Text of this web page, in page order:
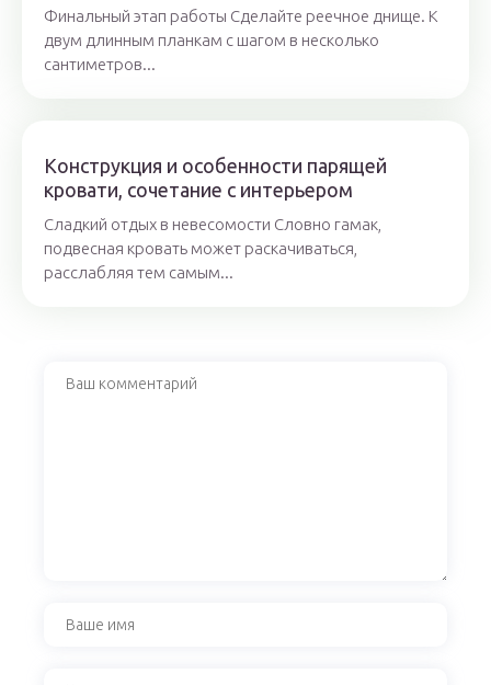
Финальный этап работы Сделайте реечное днище. К
двум длинным планкам с шагом в несколько
сантиметров...
Конструкция и особенности парящей
кровати, сочетание с интерьером
Сладкий отдых в невесомости Словно гамак,
подвесная кровать может раскачиваться,
расслабляя тем самым...